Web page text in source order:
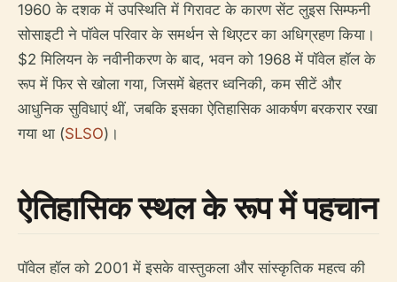
1960 के दशक में उपस्थिति में गिरावट के कारण सेंट लुइस सिम्फनी
सोसाइटी ने पॉवेल परिवार के समर्थन से थिएटर का अधिग्रहण किया।
$2 मिलियन के नवीनीकरण के बाद, भवन को 1968 में पॉवेल हॉल के
रूप में फिर से खोला गया, जिसमें बेहतर ध्वनिकी, कम सीटें और
आधुनिक सुविधाएं थीं, जबकि इसका ऐतिहासिक आकर्षण बरकरार रखा
गया था (SLSO)।
ऐतिहासिक स्थल के रूप में पहचान
पॉवेल हॉल को 2001 में इसके वास्तुकला और सांस्कृतिक महत्व की